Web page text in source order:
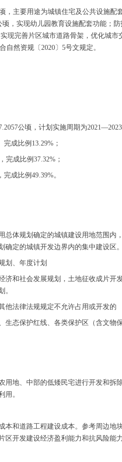
，主要用途为城镇住宅及公共设施
顷，实现幼儿园教育设施配套功能；
现完善片区城市道路骨架，优化城
自然资规〔2020〕5号文规定。
公顷，计划实施周期为
完成比例13.29%；
完成比例37.32%；
成比例49.39%。
总体规划确定的城镇建设用地范围内
确定的城镇开发边界内的集中建设区
划、年度计划
济和社会发展规划，土地征收成片
。
他法律法规规定不允许占用或开发的
生态保护红线、各类保护区（含文
用地、中部的低矮民宅进行开发和
用。
本和道路工程建设成本。参考周边
区开发建设经济盈利能力和抗风险能